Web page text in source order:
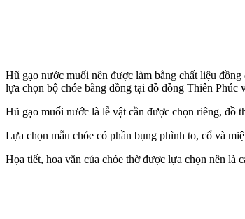
Hũ gạo nước muối nên được làm bằng chất liệu
lựa chọn bộ chóe bằng đồng tại đồ đồng Thiên Phúc
Hũ gạo muối nước là lễ vật cần được chọn riêng, đồ
Lựa chọn mẫu chóe có phần bụng phình to, cổ và
Họa tiết, hoa văn của chóe thờ được lựa chọn nên là